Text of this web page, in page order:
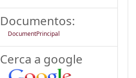
Documentos:
DocumentPrincipal
Cerca a google